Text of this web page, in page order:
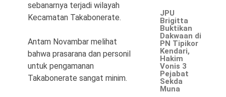
sebanarnya terjadi wilayah
Kecamatan Takabonerate.
Antam Novambar melihat
bahwa prasarana dan personil
untuk pengamanan
Takabonerate sangat minim.
JPU
Brigitta
Buktikan
Dakwaan di
PN Tipikor
Kendari,
Hakim
Vonis 3
Pejabat
Sekda
Muna